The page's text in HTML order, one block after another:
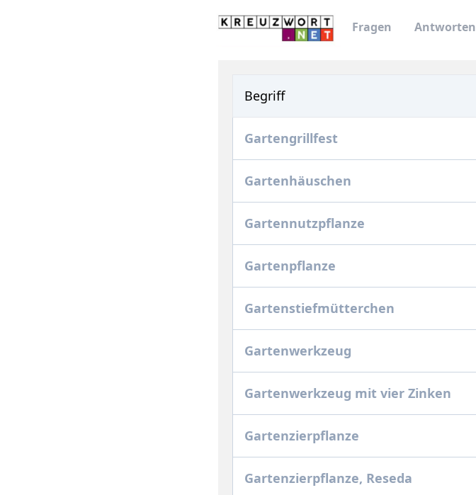
Fragen Antworten
Begriff
Gartengrillfest
Gartenhäuschen
Gartennutzpflanze
Gartenpflanze
Gartenstiefmütterchen
Gartenwerkzeug
Gartenwerkzeug mit vier Zinken
Gartenzierpflanze
Gartenzierpflanze, Reseda